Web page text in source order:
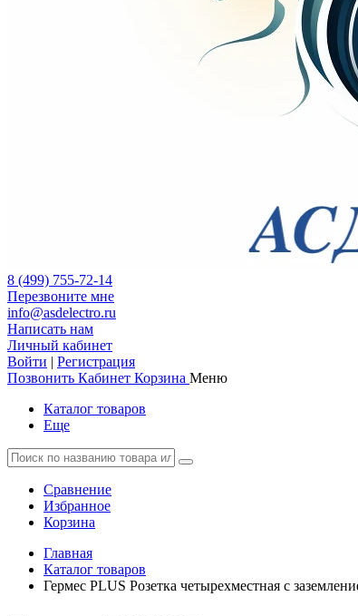
8 (499) 755-72-14
Перезвоните мне
info@asdelectro.ru
Написать нам
Личный кабинет
Войти | Регистрация
Позвонить Кабинет Корзина Меню
Каталог товаров
Еще
Сравнение
Избранное
Корзина
Главная
Каталог товаров
Гермес PLUS Розетка четырехместная с